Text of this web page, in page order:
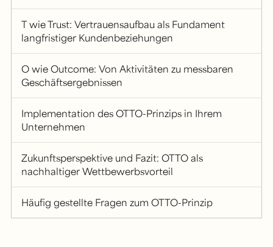
T wie Trust: Vertrauensaufbau als Fundament
langfristiger Kundenbeziehungen
O wie Outcome: Von Aktivitäten zu messbaren
Geschäftsergebnissen
Implementation des OTTO-Prinzips in Ihrem
Unternehmen
Zukunftsperspektive und Fazit: OTTO als
nachhaltiger Wettbewerbsvorteil
Häufig gestellte Fragen zum OTTO-Prinzip